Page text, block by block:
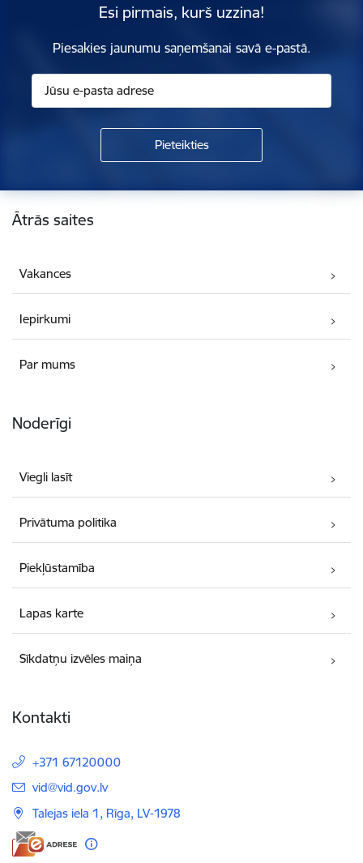
Esi pirmais, kurš uzzina!
Piesakies jaunumu saņemšanai savā e-pastā.
Kājene
Ātrās saites
Vakances
Iepirkumi
Par mums
Noderīgi
Viegli lasīt
Privātuma politika
Piekļūstamība
Lapas karte
Sīkdatņu izvēles maiņa
Kontakti
+371 67120000
E-pasts:
vid@vid.gov.lv
Talejas iela 1, Rīga, LV-1978